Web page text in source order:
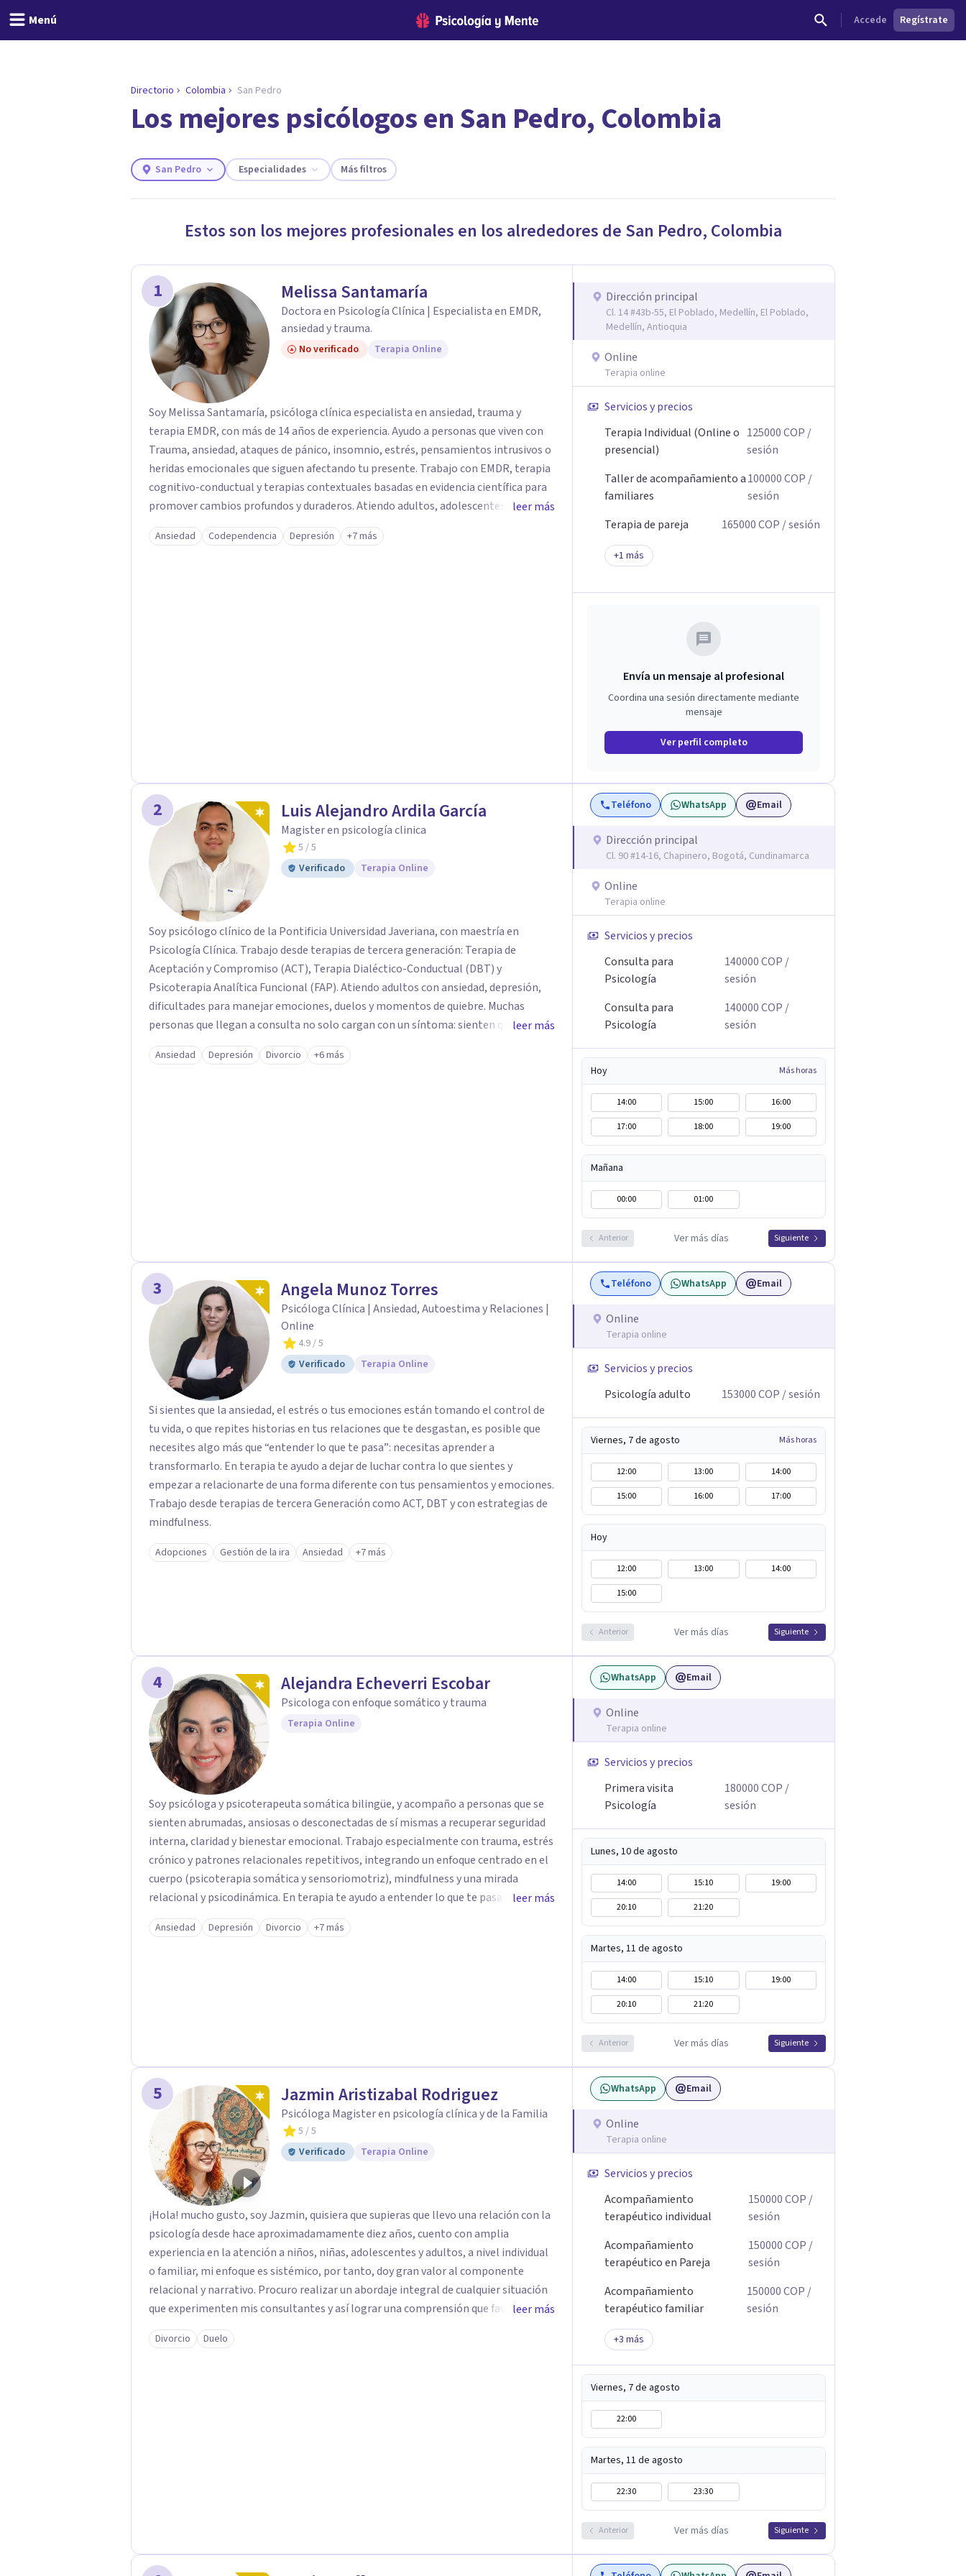
Menú Accede Regístrate
ENCONTRAR MI TERAPEUTA
¿Necesitas ayuda para encontrar el psicólogo adecuado?
Responder cuestionario
Directorio Colombia San Pedro
Los mejores psicólogos en San Pedro, Colombia
San Pedro Especialidades Más filtros
Estos son los mejores profesionales en los alrededores de San Pedro, Colombia
1 Melissa Santamaría
Doctora en Psicología Clínica | Especialista en EMDR,
ansiedad y trauma.
No verificado Terapia Online
Soy Melissa Santamaría, psicóloga clínica especialista en ansiedad, trauma y
terapia EMDR, con más de 14 años de experiencia. Ayudo a personas que viven con
Trauma, ansiedad, ataques de pánico, insomnio, estrés, pensamientos intrusivos o
heridas emocionales que siguen afectando tu presente. Trabajo con EMDR, terapia
cognitivo-conductual y terapias contextuales basadas en evidencia científica para
promover cambios profundos y duraderos. Atiendo adultos, adolescentes, parejas y
familias de forma presencial en Medellín y online, en un espacio seguro, cercano y
profesional.
leer más
Ansiedad Codependencia Depresión +7 más
Dirección principal
Cl. 14 #43b-55, El Poblado, Medellín, El Poblado,
Medellín, Antioquia
Online
Terapia online
Servicios y precios
Terapia Individual (Online o
presencial)
125000COP /
sesión
Taller de acompañamiento a
familiares
100000COP /
sesión
Terapia de pareja
165000COP / sesión
+1 más
Envía un mensaje al profesional
Coordina una sesión directamente mediante
mensaje
Ver perfil completo
2 Luis Alejandro Ardila García
Magister en psicología clinica
5 / 5
Verificado
Terapia Online
Soy psicólogo clínico de la Pontificia Universidad Javeriana, con maestría en
Psicología Clínica. Trabajo desde terapias de tercera generación: Terapia de
Aceptación y Compromiso (ACT), Terapia Dialéctico-Conductual (DBT) y
Psicoterapia Analítica Funcional (FAP). Atiendo adultos con ansiedad, depresión,
dificultades para manejar emociones, duelos y momentos de quiebre. Muchas
personas que llegan a consulta no solo cargan con un síntoma: sienten que sus
propias reacciones emocionales les complican más la vida. Desde ahí trabajamos.
No busco eliminar el malestar a la fuerza. Prefiero entender qué lo sostiene y
leer más
Ansiedad Depresión Divorcio +6 más
Teléfono WhatsApp Email
Dirección principal
Cl. 90 #14-16, Chapinero, Bogotá, Cundinamarca
Online
Terapia online
Servicios y precios
Consulta para
Psicología
140000COP /
sesión
Consulta para
Psicología
140000COP /
sesión
Hoy Más horas
14:00 15:00
16:00
17:00
18:00 19:00
Mañana
00:00 01:00
Anterior Ver más días Siguiente
3 Angela Munoz Torres
Psicóloga Clínica | Ansiedad, Autoestima y Relaciones |
Online
4.9/ 5
Verificado
Terapia Online
Si sientes que la ansiedad, el estrés o tus emociones están tomando el control de
tu vida, o que repites historias en tus relaciones que te desgastan, es posible que
necesites algo más que “entender lo que te pasa”: necesitas aprender a
transformarlo. En terapia te ayudo a dejar de luchar contra lo que sientes y
empezar a relacionarte de una forma diferente con tus pensamientos y emociones.
Trabajo desde terapias de tercera Generación como ACT, DBT y con estrategias de
mindfulness.
Adopciones Gestión de la ira Ansiedad +7 más
Teléfono WhatsApp Email
Online
Terapia online
Servicios y precios
Psicología adulto
153000COP / sesión
Viernes, 7 de agosto Más horas
12:00 13:00
14:00
15:00
16:00 17:00
Hoy
12:00 13:00
14:00
15:00
Anterior Ver más días Siguiente
4 Alejandra Echeverri Escobar
Psicologa con enfoque somático y trauma
Terapia Online
Soy psicóloga y psicoterapeuta somática bilingüe, y acompaño a personas que se
sienten abrumadas, ansiosas o desconectadas de sí mismas a recuperar seguridad
interna, claridad y bienestar emocional. Trabajo especialmente con trauma, estrés
crónico y patrones relacionales repetitivos, integrando un enfoque centrado en el
cuerpo (psicoterapia somática y sensoriomotriz), mindfulness y una mirada
relacional y psicodinámica. En terapia te ayudo a entender lo que te pasa sin juicio,
a regular tu sistema nervioso y a desarrollar recursos concretos para sentirte más
presente, estable y en paz contigo. También tengo formación en constelaciones
leer más
Ansiedad Depresión Divorcio +7 más
WhatsApp Email
Online
Terapia online
Servicios y precios
Primera visita
Psicología
180000COP /
sesión
Lunes, 10 de agosto
14:00 15:10
19:00
20:10
21:20
Martes, 11 de agosto
14:00 15:10
19:00
20:10
21:20
Anterior Ver más días Siguiente
5 Jazmin Aristizabal Rodriguez
Psicóloga Magister en psicología clínica y de la Familia
5 / 5
Verificado
Terapia Online
¡Hola! mucho gusto, soy Jazmin, quisiera que supieras que llevo una relación con la
psicología desde hace aproximadamamente diez años, cuento con amplia
experiencia en la atención a niños, niñas, adolescentes y adultos, a nivel individual
o familiar, mi enfoque es sistémico, por tanto, doy gran valor al componente
relacional y narrativo. Procuro realizar un abordaje integral de cualquier situación
que experimenten mis consultantes y así lograr una comprensión que favorezca
procesos de aprendizaje significativo y potencializar así la movilización de recursos
en pro de la solución y el bienestar.
leer más
Divorcio Duelo
WhatsApp Email
Online
Terapia online
Servicios y precios
Acompañamiento
terapéutico individual
150000 COP /
sesión
Acompañamiento
terapéutico en Pareja
150000COP /
sesión
Acompañamiento
terapéutico familiar
150000COP /
sesión
+3 más
Viernes, 7 de agosto
22:00
Martes, 11 de agosto
22:30 23:30
Anterior Ver más días Siguiente